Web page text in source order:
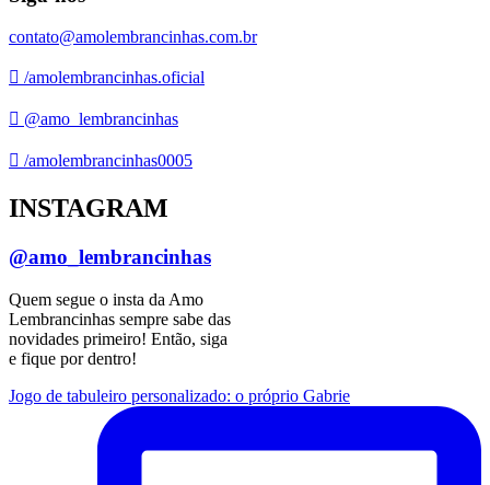
contato@amolembrancinhas.com.br
/amolembrancinhas.oficial
@amo_lembrancinhas
/amolembrancinhas0005
INSTAGRAM
@amo_lembrancinhas
Quem segue o insta da Amo
Lembrancinhas sempre sabe das
novidades primeiro! Então, siga
e fique por dentro!
Jogo de tabuleiro personalizado: o próprio Gabrie